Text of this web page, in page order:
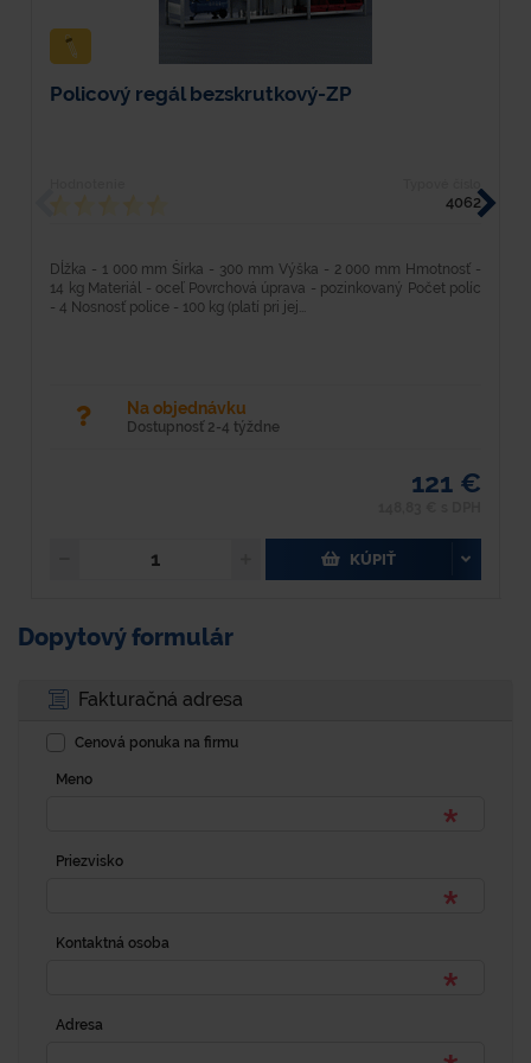
Policový regál bezskrutkový-ZP
4062
Dĺžka - 1 000 mm Šírka - 300 mm Výška - 2 000 mm Hmotnosť -
14 kg Materiál - oceľ Povrchová úprava - pozinkovaný Počet políc
- 4 Nosnosť police - 100 kg (platí pri jej...
Na objednávku
Dostupnosť 2-4 týždne
121 €
KÚPIŤ
Dopytový formulár
Fakturačná adresa
Cenová ponuka na firmu
Meno
Priezvisko
Kontaktná osoba
Adresa